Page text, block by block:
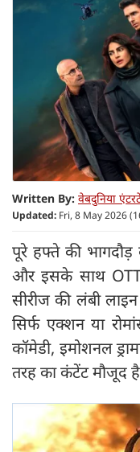
Written By: वेबदुनिया
Updated: Fri, 8 May 2026
पूरे हफ्ते की
और इसके साथ OTT
सीरीज की लंबी
सिर्फ एक्शन या
कॉमेडी, इमोशनल
तरह का कंटेंट मौजूद